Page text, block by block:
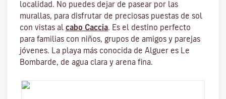
localidad. No puedes dejar de pasear por las
murallas, para disfrutar de preciosas puestas de sol
con vistas al cabo Caccia. Es el destino perfecto
para familias con niños, grupos de amigos y parejas
jóvenes. La playa más conocida de Alguer es Le
Bombarde, de agua clara y arena fina.